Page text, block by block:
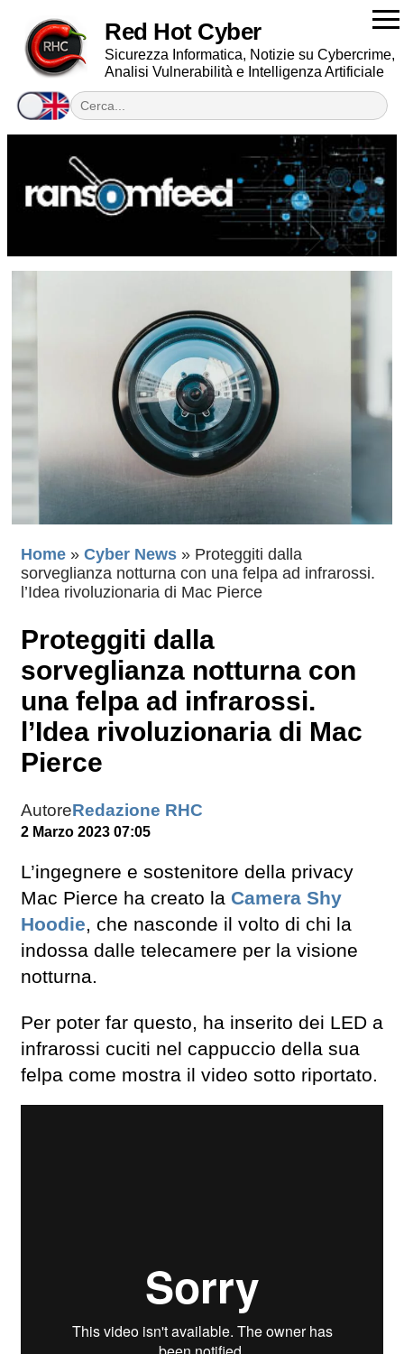
Red Hot Cyber
Sicurezza Informatica, Notizie su Cybercrime,
Analisi Vulnerabilità e Intelligenza Artificiale
Home » Cyber News » Proteggiti dalla
sorveglianza notturna con una felpa ad infrarossi.
l’Idea rivoluzionaria di Mac Pierce
Proteggiti dalla
sorveglianza notturna con
una felpa ad infrarossi.
l’Idea rivoluzionaria di Mac
Pierce
AutoreRedazione RHC
2 Marzo 2023 07:05
L’ingegnere e sostenitore della privacy
Mac Pierce ha creato la Camera Shy
Hoodie, che nasconde il volto di chi la
indossa dalle telecamere per la visione
notturna.
Per poter far questo, ha inserito dei LED a
infrarossi cuciti nel cappuccio della sua
felpa come mostra il video sotto riportato.